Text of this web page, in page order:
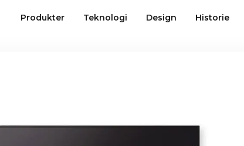
Produkter Teknologi Design Historie